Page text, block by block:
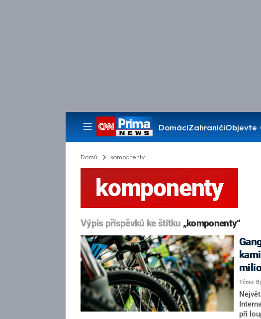
DomácíZahraničíObjevte
Pořady
Domů komponenty
komponenty
Výpis příspěvků ke štítku „komponenty“
Téma:
při